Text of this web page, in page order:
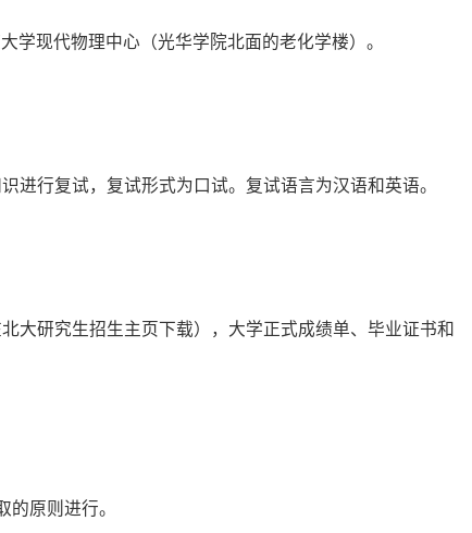
学现代物理中心（光华学院北面的老化学楼）。
进行复试，复试形式为口试。复试语言为汉语和英语。
大研究生招生主页下载），大学正式成绩单、毕业证书和
原则进行。